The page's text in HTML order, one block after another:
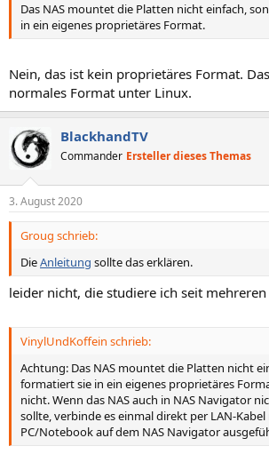
Das NAS mountet die Platten nicht einfach,
in ein eigenes proprietäres Format.
Nein, das ist kein proprietäres Format.
normales Format unter Linux.
BlackhandTV
Commander Ersteller dieses Themas
3. August 2020
Groug schrieb:
DieAnleitung sollte das erklären.
leider nicht, die studiere ich seit mehreren
VinylUndKoffein schrieb:
Achtung: Das NAS mountet die Platten nicht
formatiert sie in ein eigenes proprietäres
nicht. Wenn das NAS auch in NAS Navigator
sollte, verbinde es einmal direkt per LAN-
PC/Notebook auf dem NAS Navigator